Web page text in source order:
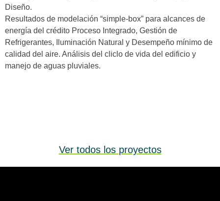
Diseño.
Resultados de modelación “simple-box” para alcances de
energía del crédito Proceso Integrado, Gestión de
Refrigerantes, Iluminación Natural y Desempeño mínimo de
calidad del aire. Análisis del cliclo de vida del edificio y
manejo de aguas pluviales.
Ver todos los proyectos